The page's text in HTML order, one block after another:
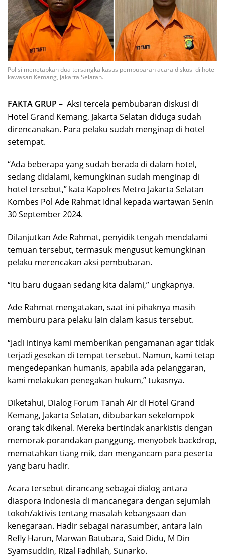
Polisi menetapkan dua tersangka kasus pembubaran acara diskusi di hotel
kawasan Kemang, Jakarta Selatan.
FAKTA GRUP – Aksi tercela pembubaran diskusi di
Hotel Grand Kemang, Jakarta Selatan diduga sudah
direncanakan. Para pelaku sudah menginap di hotel
setempat.
“Ada beberapa yang sudah berada di dalam hotel,
sedang didalami, kemungkinan sudah menginap di
hotel tersebut,” kata Kapolres Metro Jakarta Selatan
Kombes Pol Ade Rahmat Idnal kepada wartawan Senin
30 September 2024.
Dilanjutkan Ade Rahmat, penyidik tengah mendalami
temuan tersebut, termasuk mengusut kemungkinan
pelaku merencakan aksi pembubaran.
“Itu baru dugaan sedang kita dalami,” ungkapnya.
Ade Rahmat mengatakan, saat ini pihaknya masih
memburu para pelaku lain dalam kasus tersebut.
“Jadi intinya kami memberikan pengamanan agar tidak
terjadi gesekan di tempat tersebut. Namun, kami tetap
mengedepankan humanis, apabila ada pelanggaran,
kami melakukan penegakan hukum,” tukasnya.
Diketahui, Dialog Forum Tanah Air di Hotel Grand
Kemang, Jakarta Selatan, dibubarkan sekelompok
orang tak dikenal. Mereka bertindak anarkistis dengan
memorak-porandakan panggung, menyobek backdrop,
mematahkan tiang mik, dan mengancam para peserta
yang baru hadir.
Acara tersebut dirancang sebagai dialog antara
diaspora Indonesia di mancanegara dengan sejumlah
tokoh/aktivis tentang masalah kebangsaan dan
kenegaraan. Hadir sebagai narasumber, antara lain
Refly Harun, Marwan Batubara, Said Didu, M Din
Syamsuddin, Rizal Fadhilah, Sunarko.